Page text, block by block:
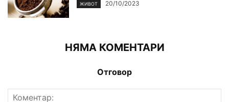
ЖИВОТ 20/10/2023
НЯМА КОМЕНТАРИ
Отговор